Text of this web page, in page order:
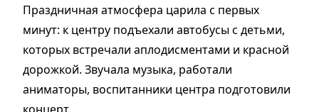
Праздничная атмосфера царила с первых
минут: к центру подъехали автобусы с детьми,
которых встречали аплодисментами и красной
дорожкой. Звучала музыка, работали
аниматоры, воспитанники центра подготовили